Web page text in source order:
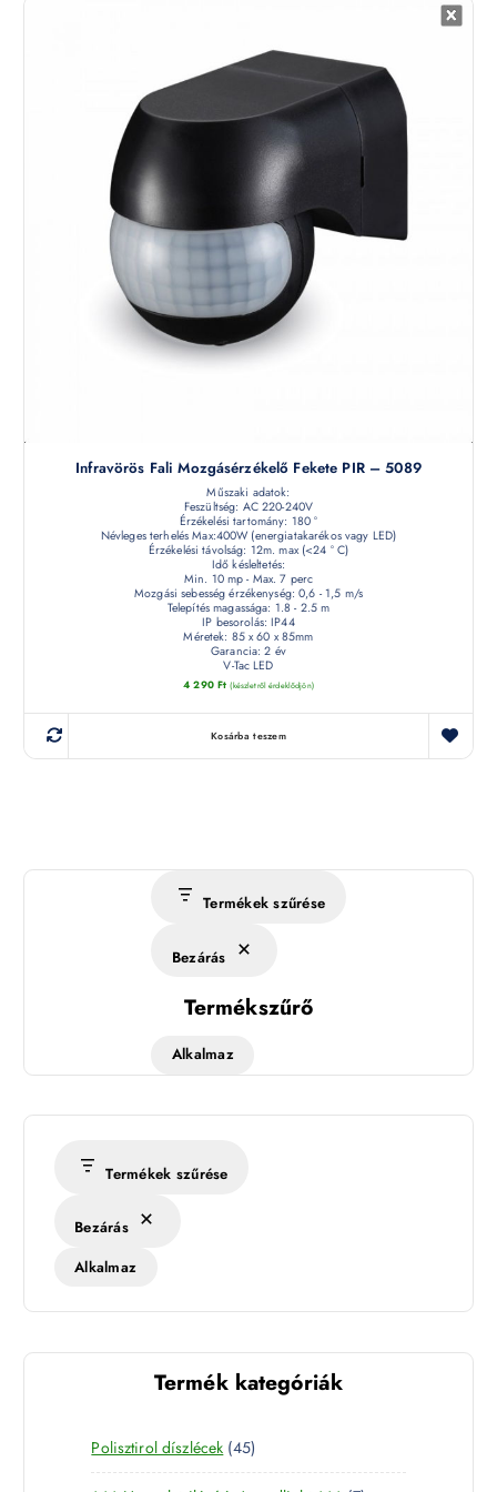
Infravörös Fali Mozgásérzékelő Fekete PIR – 5089
Műszaki adatok:
Feszültség: AC 220-240V
Érzékelési tartomány: 180 °
Névleges terhelés Max:400W (energiatakarékos vagy LED)
Érzékelési távolság: 12m. max (<24 ° C)
Idő késleltetés:
Min. 10 mp - Max. 7 perc
Mozgási sebesség érzékenység: 0,6 - 1,5 m/s
Telepítés magassága: 1.8 - 2.5 m
IP besorolás: IP44
Méretek: 85 x 60 x 85mm
Garancia: 2 év
V-Tac LED
4 290 Ft (készletről érdeklődjön)
Kosárba teszem
Termékek szűrése
Bezárás
Termékszűrő
Alkalmaz
Termékek szűrése
Bezárás
Alkalmaz
Termék kategóriák
Polisztirol díszlécek 454
5